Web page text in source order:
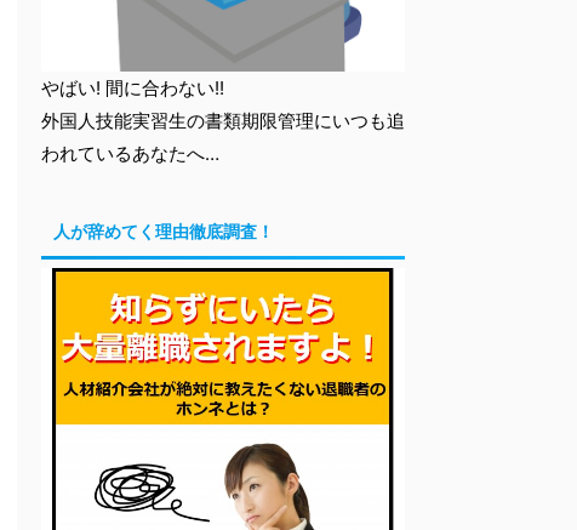
やばい! 間に合わない!!
外国人技能実習生の書類期限管理にいつも追
われているあなたへ…
人が辞めてく理由徹底調査！